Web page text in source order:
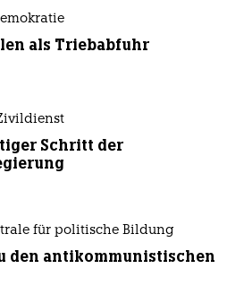
als Triebabfuhr
Schritt der
für politische Bildung
den antikommunistischen